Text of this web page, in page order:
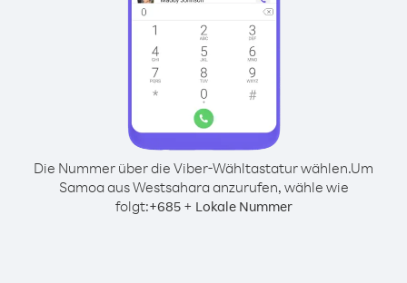
Die Nummer über die Viber-Wähltastatur wählen.Um
Samoa aus Westsahara anzurufen, wähle wie
folgt:+685+ Lokale Nummer